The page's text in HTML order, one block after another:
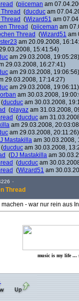
(piiceman am
(ducduc am
(Wizard51 am
Thread (piiceman am
Thread (Wizard51 am
am 20.09.2008,
15:41:54)
am 29.03.2008, 19:05:28)
29.03.2008, 16:27:41)
am 29.03.2008, 19:06:56)
29.03.2008, 17:14:27)
am 29.03.2008, 19:06:11)
am 30.03.2008,
(ducduc am 30.03.2008,
(playaz am 31.03.2008,
(ducduc am
am 29.03.2008,
am 29.03.2008, 20:11:26)
Mastakilla am 30.03.2008,
(ducduc am 30.03.2008,
(DJ Mastakilla am
(ducduc am
(Wizard51 am
Thread
- war nur rein aus
music is my life ...